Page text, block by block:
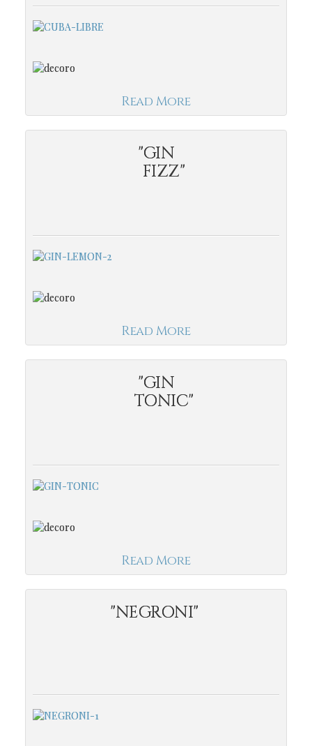
Read More
"GIN
FIZZ"
Read More
"GIN
TONIC"
Read More
"NEGRONI"